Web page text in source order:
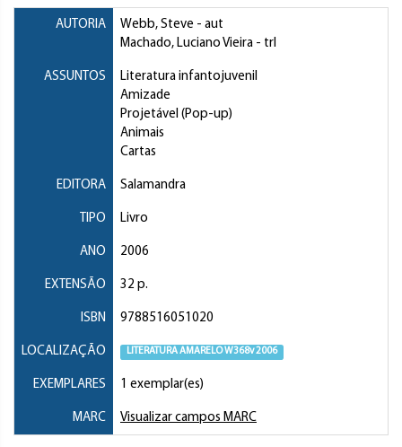
AUTORIA Webb, Steve - aut
Machado, Luciano Vieira - trl
ASSUNTOS
Literatura infantojuvenil
Amizade
Projetável (Pop-up)
Animais
Cartas
EDITORA Salamandra
TIPO Livro
ANO 2006
EXTENSÃO 32 p.
ISBN 9788516051020
LOCALIZAÇÃO LITERATURA AMARELO W368v 2006
EXEMPLARES 1 exemplar(es)
MARC Visualizar campos MARC